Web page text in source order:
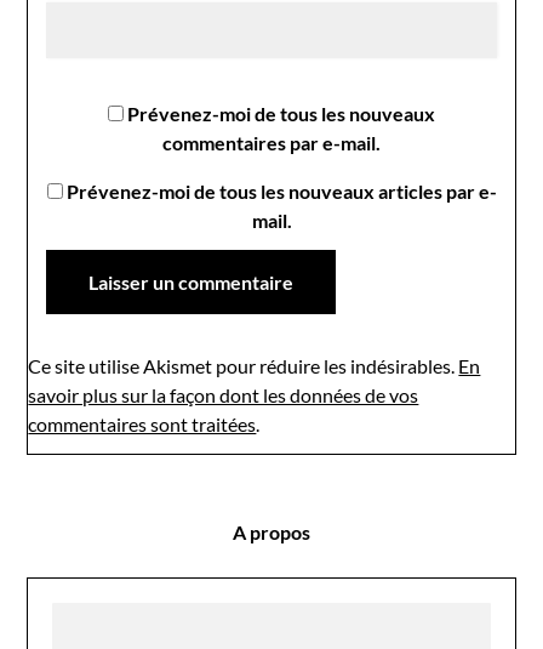
Prévenez-moi de tous les nouveaux
commentaires par e-mail.
Prévenez-moi de tous les nouveaux articles par e-
mail.
Ce site utilise Akismet pour réduire les indésirables. En
savoir plus sur la façon dont les données de vos
commentaires sont traitées.
A propos